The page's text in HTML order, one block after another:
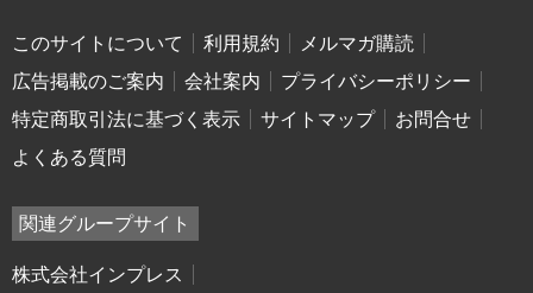
このサイトについて 利用規約
メルマガ購読
広告掲載のご案内
会社案内
プライバシーポリシー
特定商取引法に基づく表示
サイトマップ
お問合せ
よくある質問
関連グループサイト
株式会社インプレス